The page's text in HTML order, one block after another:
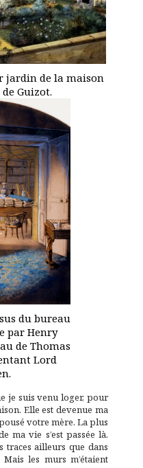
jardin de la maison
de Guizot.
du bureau
par Henry
de Thomas
Lord
je suis venu loger, pour
Elle est devenue ma
votre mère. La plus
ma vie s’est passée là.
traces ailleurs que dans
les murs m’étaient